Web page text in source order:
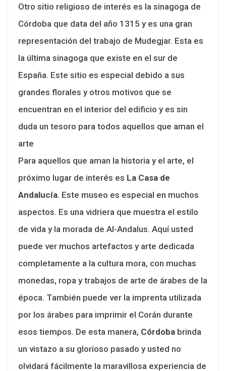
Otro sitio religioso de interés es la sinagoga de
Córdoba que data del año 1315 y es una gran
representación del trabajo de Mudegjar. Esta es
la última sinagoga que existe en el sur de
España. Este sitio es especial debido a sus
grandes florales y otros motivos que se
encuentran en el interior del edificio y es sin
duda un tesoro para todos aquellos que aman el
arte
Para aquellos que aman la historia y el arte, el
próximo lugar de interés es La Casa de
Andalucía. Este museo es especial en muchos
aspectos. Es una vidriera que muestra el estilo
de vida y la morada de Al-Andalus. Aquí usted
puede ver muchos artefactos y arte dedicada
completamente a la cultura mora, con muchas
monedas, ropa y trabajos de arte de árabes de la
época. También puede ver la imprenta utilizada
por los árabes para imprimir el Corán durante
esos tiempos. De esta manera, Córdoba brinda
un vistazo a su glorioso pasado y usted no
olvidará fácilmente la maravillosa experiencia de